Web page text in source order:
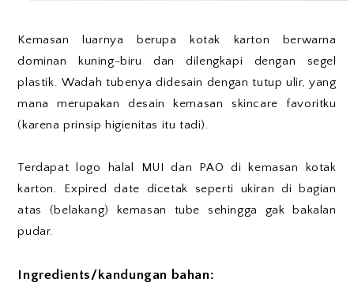
Kemasan luarnya berupa kotak karton berwarna
dominan kuning-biru dan dilengkapi dengan segel
plastik. Wadah tubenya didesain dengan tutup ulir, yang
mana merupakan desain kemasan skincare favoritku
(karena prinsip higienitas itu tadi).
Terdapat logo halal MUI dan PAO di kemasan kotak
karton. Expired date dicetak seperti ukiran di bagian
atas (belakang) kemasan tube sehingga gak bakalan
pudar.
Ingredients/kandungan bahan: